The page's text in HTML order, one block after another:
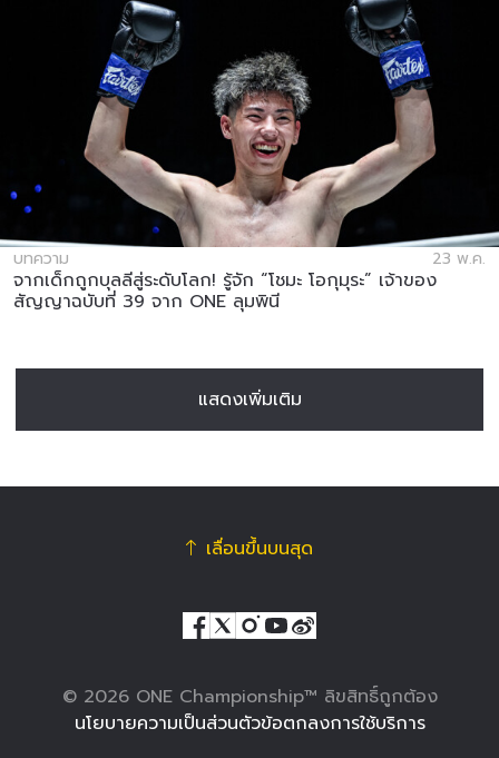
บทความ 23 พ.ค.
จากเด็กถูกบุลลีสู่ระดับโลก! รู้จัก “โชมะ โอกุมุระ” เจ้าของ
สัญญาฉบับที่ 39 จาก ONE ลุมพินี
แสดงเพิ่มเติม
เลื่อนขึ้นบนสุด
© 2026 ONE Championship™ ลิขสิทธิ์ถูกต้อง
นโยบายความเป็นส่วนตัวข้อตกลงการใช้บริการ